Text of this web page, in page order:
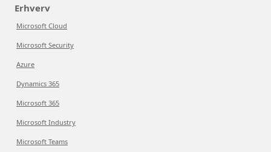
Erhverv
Microsoft Cloud
Microsoft Security
Azure
Dynamics 365
Microsoft 365
Microsoft Industry
Microsoft Teams